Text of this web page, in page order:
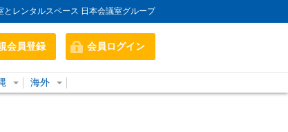
とレンタルスペース 日本会議室グループ
会員登録 会員ログイン
海外